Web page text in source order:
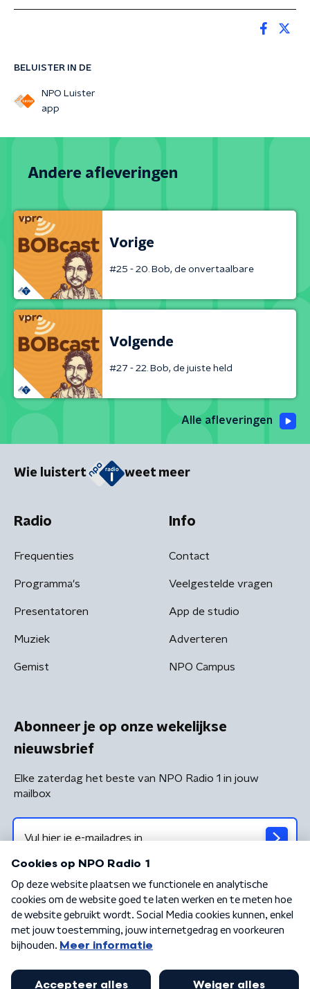
BELUISTER IN DE
NPO Luister
app
Andere afleveringen
Vorige
#25 - 20. Bob, de onvertaalbare
Volgende
#27 - 22. Bob, de juiste held
Alle afleveringen
Wie luistert weet meer
Radio
Frequenties
Programma's
Presentatoren
Muziek
Gemist
Info
Contact
Veelgestelde vragen
App de studio
Adverteren
NPO Campus
Abonneer je op onze wekelijkse
nieuwsbrief
Elke zaterdag het beste van NPO Radio 1 in jouw
mailbox
Algemene voorwaarden